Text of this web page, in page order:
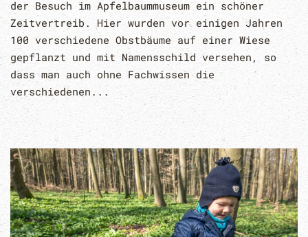
der Besuch im Apfelbaummuseum ein schöner
Zeitvertreib. Hier wurden vor einigen Jahren
100 verschiedene Obstbäume auf einer Wiese
gepflanzt und mit Namensschild versehen, so
dass man auch ohne Fachwissen die
verschiedenen...